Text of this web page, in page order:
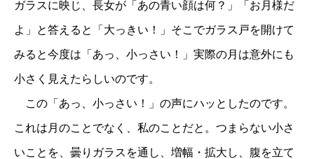
ガラスに映じ、長女が「あの青い顔は何？」「お月様だ
よ」と答えると「大っきい！」そこでガラス戸を開けて
みると今度は「あっ、小っさい！」実際の月は意外にも
小さく見えたらしいのです。
この「あっ、小っさい！」の声にハッとしたのです。
これは月のことでなく、私のことだと。つまらない小さ
いことを、曇りガラスを通し、増幅・拡大し、腹を立て